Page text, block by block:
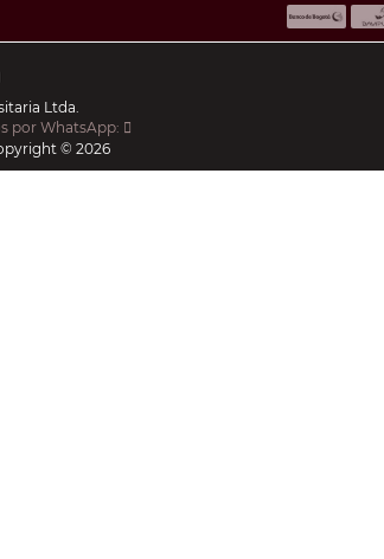
Ltda.
por WhatsApp:
© 2026